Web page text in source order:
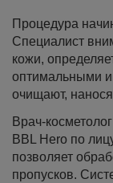
Процедура
Специалист
кожи,
оптимальными
очищают,
Врач-
BBL Hero по
позволяет
пропусков.